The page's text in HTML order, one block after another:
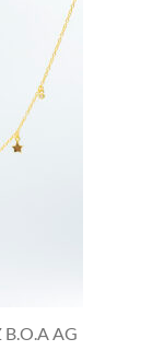
B.O.A AG